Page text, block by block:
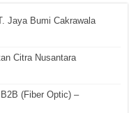
Jaya Bumi Cakrawala
Citra Nusantara
(Fiber Optic) –